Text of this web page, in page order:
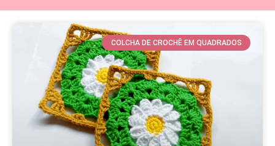
COLCHA DE CROCHÊ EM QUADRADOS